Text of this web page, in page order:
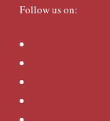
Follow us on: